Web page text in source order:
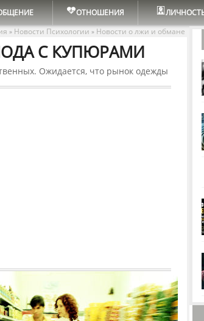
ОТНОШЕНИЯ
» Новости Психологии » Новости о лжи и обмане
С КУПЮРАМИ
Ожидается, что рынок одежды